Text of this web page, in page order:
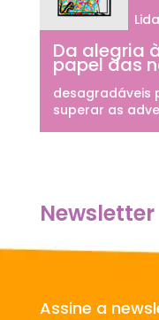
Da alegria
papel das
desagradáveis
superar as
Newsletter
Assine a